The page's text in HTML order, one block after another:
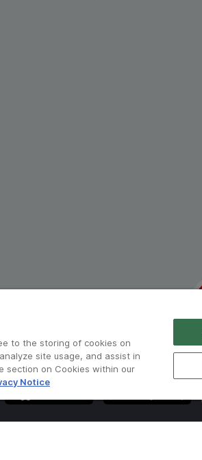
nghiệp:
to the storing of cookies on
site usage, and assist in
section on Cookies within our
Notice